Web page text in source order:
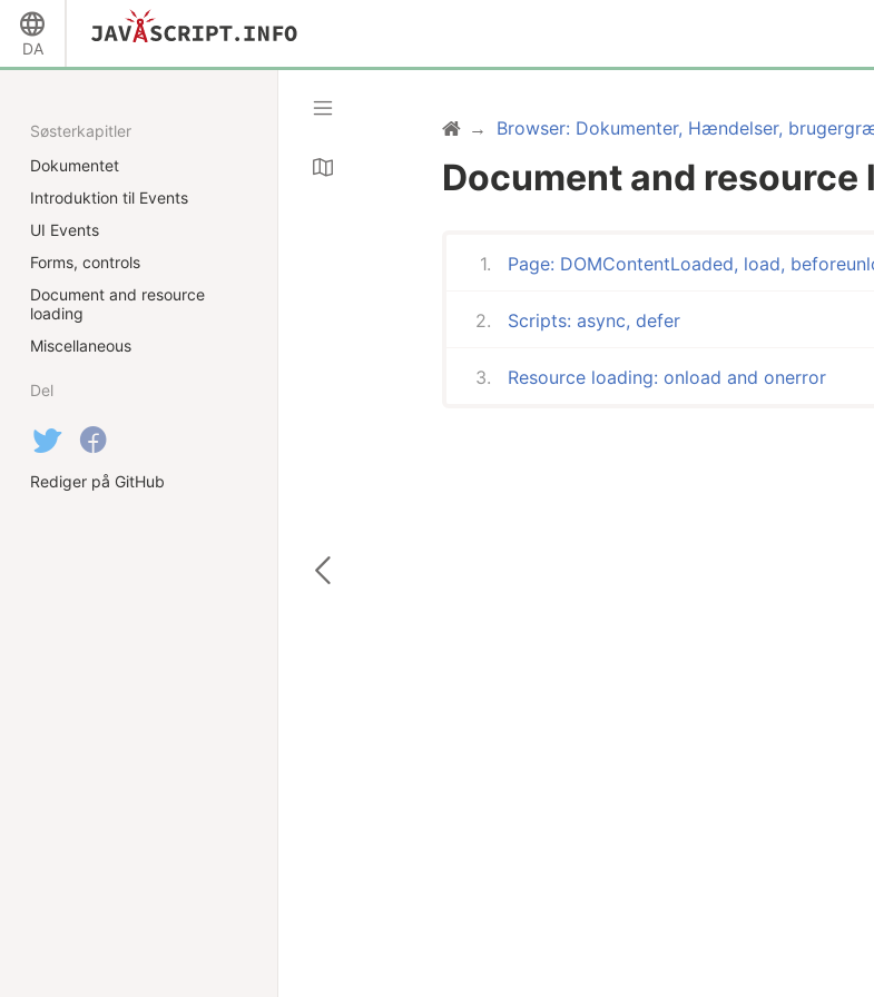
DA
Browser: Dokumenter, Hændelser,
Document and resource
Page: DOMContentLoaded, load,
Scripts: async, defer
Resource loading: onload and onerror
Søsterkapitler
Dokumentet
Introduktion til Events
UI Events
Forms, controls
Document and resource
loading
Miscellaneous
Del
Rediger på GitHub